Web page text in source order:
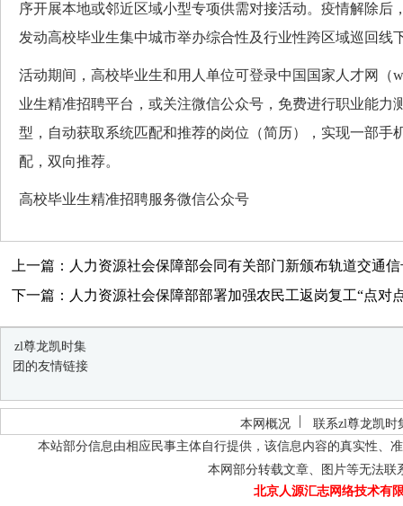
序开展本地或邻近区域小型专项供需对接活动。疫情解除后
发动高校毕业生集中城市举办综合性及行业性跨区域巡回线
活动期间，高校毕业生和用人单位可登录中国国家人才网（
业生精准招聘平台，或关注微信公众号，免费进行职业能力
型，自动获取系统匹配和推荐的岗位（简历），实现一部手
配，双向推荐。
高校毕业生精准招聘服务微信公众号
上一篇：人力资源社会保障部会同有关部门新颁布轨道交通
下一篇：人力资源社会保障部部署加强农民工返岗复工“点对
zl尊龙凯时集
团的友情链接
本网概况
联系zl尊龙凯时
本站部分信息由相应民事主体自行提供，该信息内容的真实性、
本网部分转载文章、图片等无法
北京人源汇志网络技术有